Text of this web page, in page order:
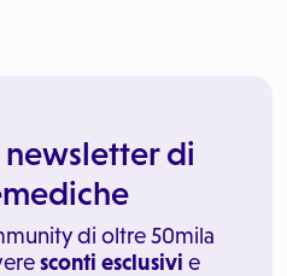
di
di oltre 50mila
sconti esclusivi e